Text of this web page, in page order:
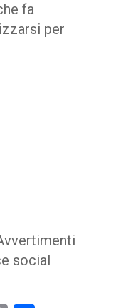
fa
per
social